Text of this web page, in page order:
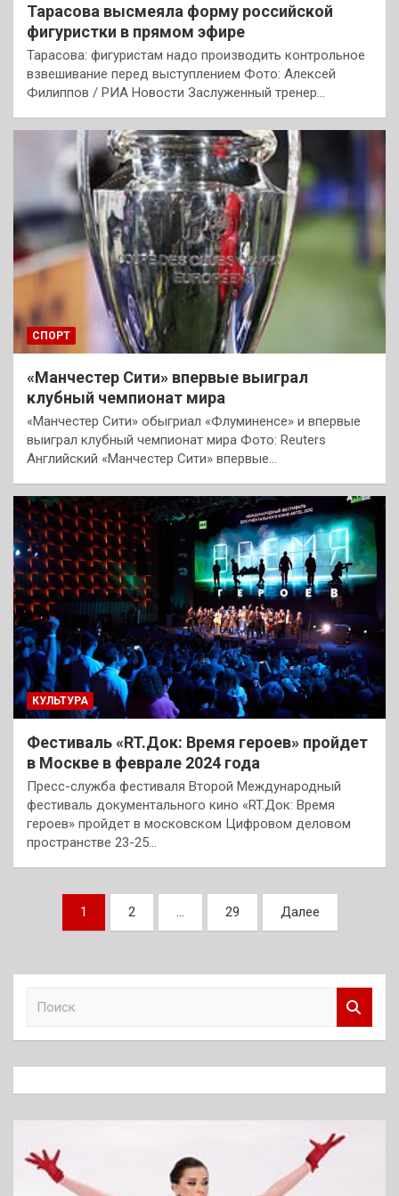
Тарасова высмеяла форму российской
фигуристки в прямом эфире
Тарасова: фигуристам надо производить контрольное
взвешивание перед выступлением Фото: Алексей
Филиппов / РИА Новости Заслуженный тренер…
СПОРТ
«Манчестер Сити» впервые выиграл
клубный чемпионат мира
«Манчестер Сити» обыгриал «Флуминенсе» и впервые
выиграл клубный чемпионат мира Фото: Reuters
Английский «Манчестер Сити» впервые…
КУЛЬТУРА
Фестиваль «RT.Док: Время героев» пройдет
в Москве в феврале 2024 года
Пресс-служба фестиваля Второй Международный
фестиваль документального кино «RT.Док: Время
героев» пройдет в московском Цифровом деловом
пространстве 23-25…
Пагинация
записей
1 2 … 29 Далее
к